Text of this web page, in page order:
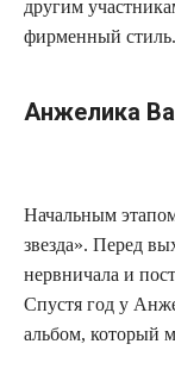
другим
фирменный стиль.
Анжелика
Начальным
звезда». Перед
нервничала и
Спустя год у
альбом, который